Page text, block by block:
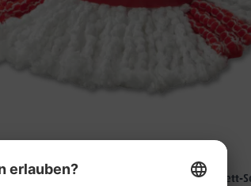
VILEDA Bodenwischmopp-Komplett-